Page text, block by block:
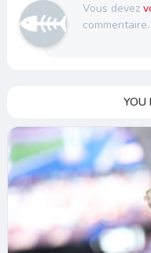
Vous devez
commentaire.
YOU